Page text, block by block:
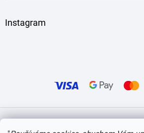
Instagram